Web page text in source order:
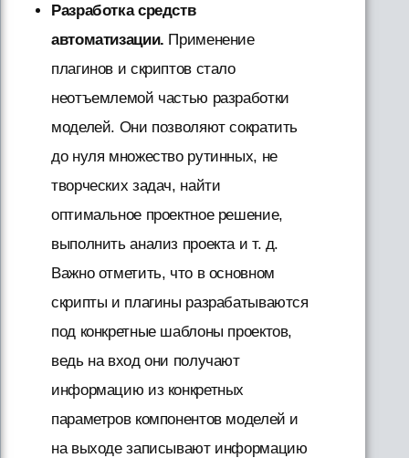
Разработка средств
автоматизации. Применение
плагинов и скриптов стало
неотъемлемой частью разработки
моделей. Они позволяют сократить
до нуля множество рутинных, не
творческих задач, найти
оптимальное проектное решение,
выполнить анализ проекта и т. д.
Важно отметить, что в основном
скрипты и плагины разрабатываются
под конкретные шаблоны проектов,
ведь на вход они получают
информацию из конкретных
параметров компонентов моделей и
на выходе записывают информацию